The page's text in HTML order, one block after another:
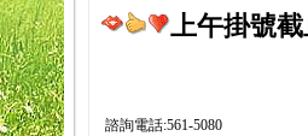
上午掛號截
諮詢電話:561-5080